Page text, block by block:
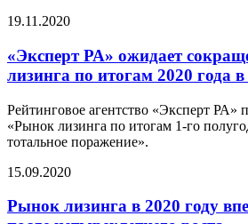
19.11.2020
«Эксперт РА» ожидает
лизинга по итогам 2020 года
Рейтинговое агентство «Эксперт РА»
«Рынок лизинга по итогам 1-го
тотальное поражение».
15.09.2020
Рынок лизинга в 2020 году